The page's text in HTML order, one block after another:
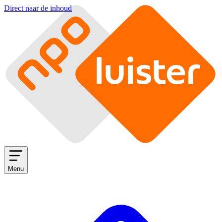
Direct naar de inhoud
Menu